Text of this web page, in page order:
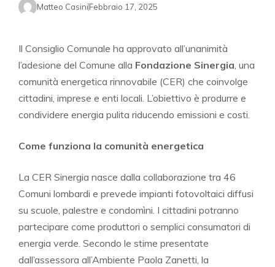
Matteo CasiniFebbraio 17, 2025
Il Consiglio Comunale ha approvato all’unanimità
l’adesione del Comune alla Fondazione Sinergia, una
comunità energetica rinnovabile (CER) che coinvolge
cittadini, imprese e enti locali. L’obiettivo è produrre e
condividere energia pulita riducendo emissioni e costi.
Come funziona la comunità energetica
La CER Sinergia nasce dalla collaborazione tra 46
Comuni lombardi e prevede impianti fotovoltaici diffusi
su scuole, palestre e condomìni. I cittadini potranno
partecipare come produttori o semplici consumatori di
energia verde. Secondo le stime presentate
dall’assessora all’Ambiente Paola Zanetti, la